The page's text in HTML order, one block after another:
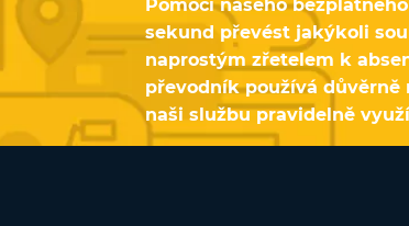
Pomocí našeho
sekund převést jakýkoli
naprostým zřetelem k
převodník používá
naši službu pravidelně